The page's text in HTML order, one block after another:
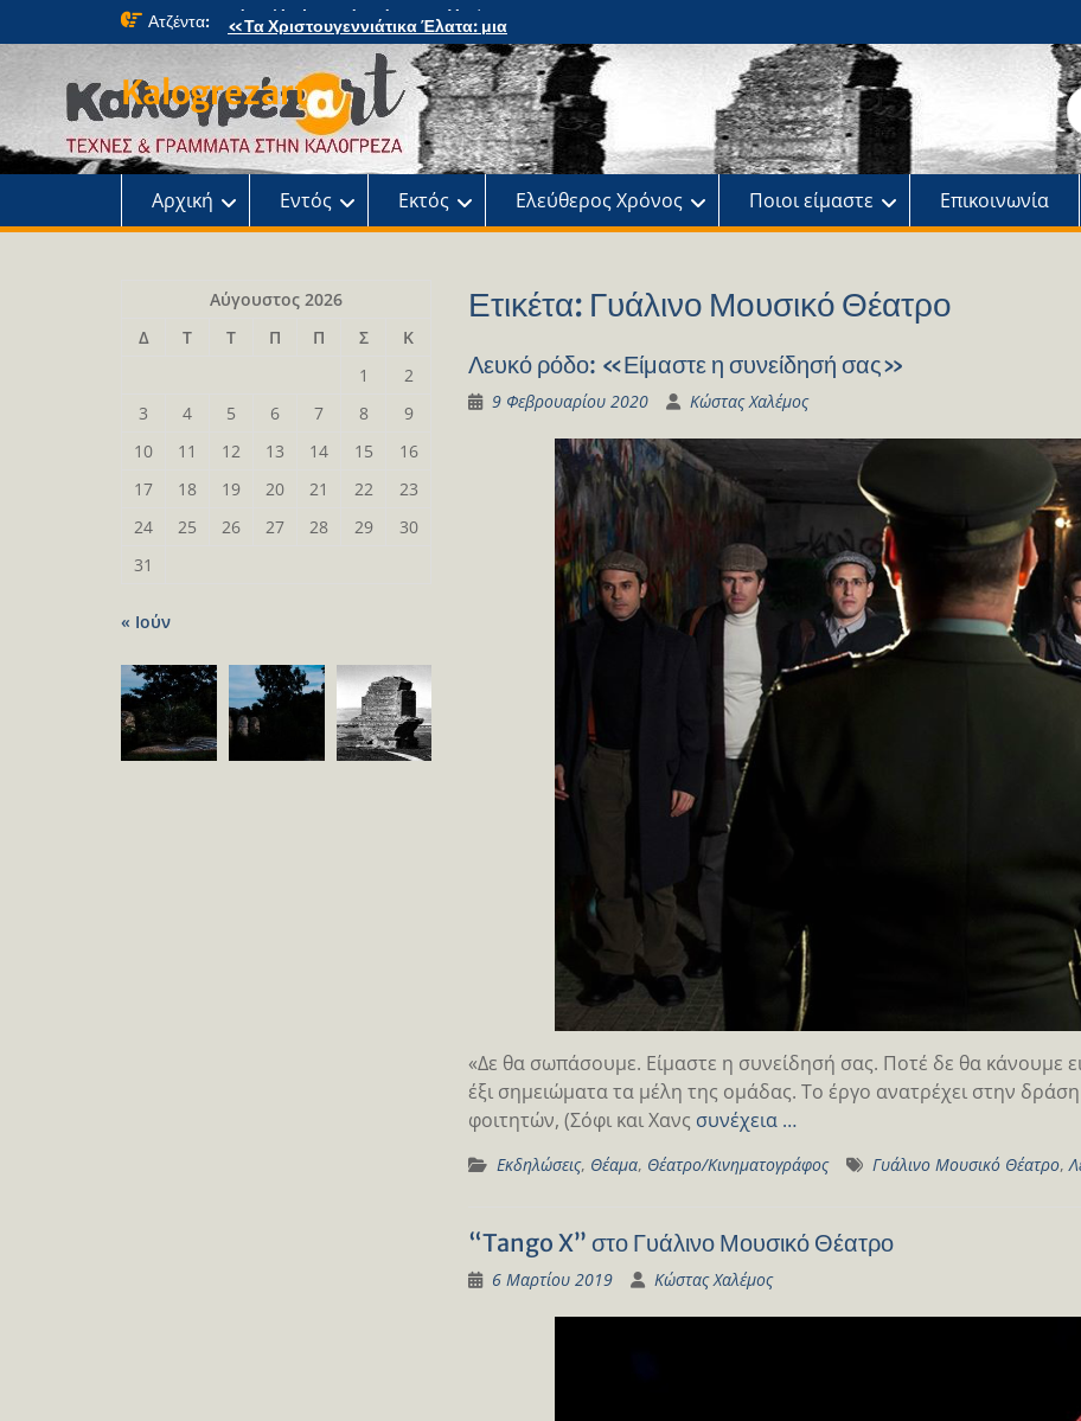
Ατζέντα:
«Τα Χριστουγεννιάτικα Έλατα: μια
μαγική περιπέτεια» στο κτήμα Φιξ
Η Χριστουγεννιάτικη συναυλία του
Ωδείου
Παρουσίαση του βιβλίου: Τα παιδιά της
αλάνας
Παρουσίαση του βιβλίου «Τοντόρ, από
τη Σαφράμπολη στην Καλογρέζα»
Kalogrezart
Αρχική Εντός Εκτός Ελεύθερος Χρόνος Ποιοι είμαστε Επικοινωνία
Ετικέτα: Γυάλινο Μουσικό Θέατρο
Λευκό ρόδο: «Είμαστε η συνείδησή σας»
9 Φεβρουαρίου 2020 Κώστας Χαλέμος
«Δε θα σωπάσουμε. Είμαστε η συνείδησή σας. Ποτέ δε θα κάνουμε
έξι σημειώματα τα μέλη της ομάδας. Το έργο ανατρέχει στην
φοιτητών, (Σόφι και Χανς συνέχεια …
Εκδηλώσεις, Θέαμα, Θέατρο/Κινηματογράφος Γυάλινο Μουσικό Θέατρο,
“Tango X” στο Γυάλινο Μουσικό Θέατρο
6 Μαρτίου 2019 Κώστας Χαλέμος
Αύγουστος 2026
Δ
Τ Τ Π Π Σ
Κ
1
2
3
4 5 6 7 8
9
10
11 12 13 14 15
16
17
18 19 20 21 22
23
24
25 26 27 28 29
30
31
« Ιούν